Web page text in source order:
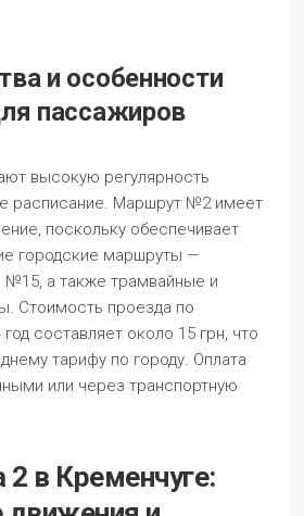
и особенности
пассажиров
высокую регулярность
расписание. Маршрут №2 имеет
поскольку обеспечивает
городские маршруты —
а также трамвайные и
Стоимость проезда по
составляет около 15 грн, что
тарифу по городу. Оплата
или через транспортную
в Кременчуге: